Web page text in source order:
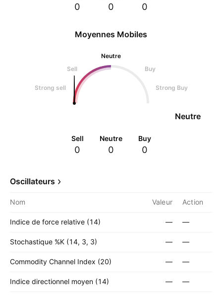
0 0 0
Moyennes Mobiles
Neutre
Sell
Buy
Strong sell Strong Buy
Neutre
Sell
0
Neutre
0
Buy
0
Oscillateurs
Nom Valeur Action
Indice de force relative (14) — —
Stochastique %K (14, 3, 3) — —
Commodity Channel Index (20) — —
Indice directionnel moyen (14) — —